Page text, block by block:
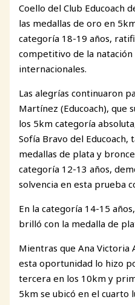
Coello del Club Educoach
las medallas de oro en
categoría 18-19 años,
competitivo de la
internacionales.
Las alegrías continuaron
Martínez (Educoach), que
los 5km categoría
Sofía Bravo del
medallas de plata y
categoría 12-13 años,
solvencia en esta prueba
En la categoría 14-15
brilló con la medalla de
Mientras que Ana Victoria
esta oportunidad lo hizo
tercera en los 10km y
5km se ubicó en el cuarto